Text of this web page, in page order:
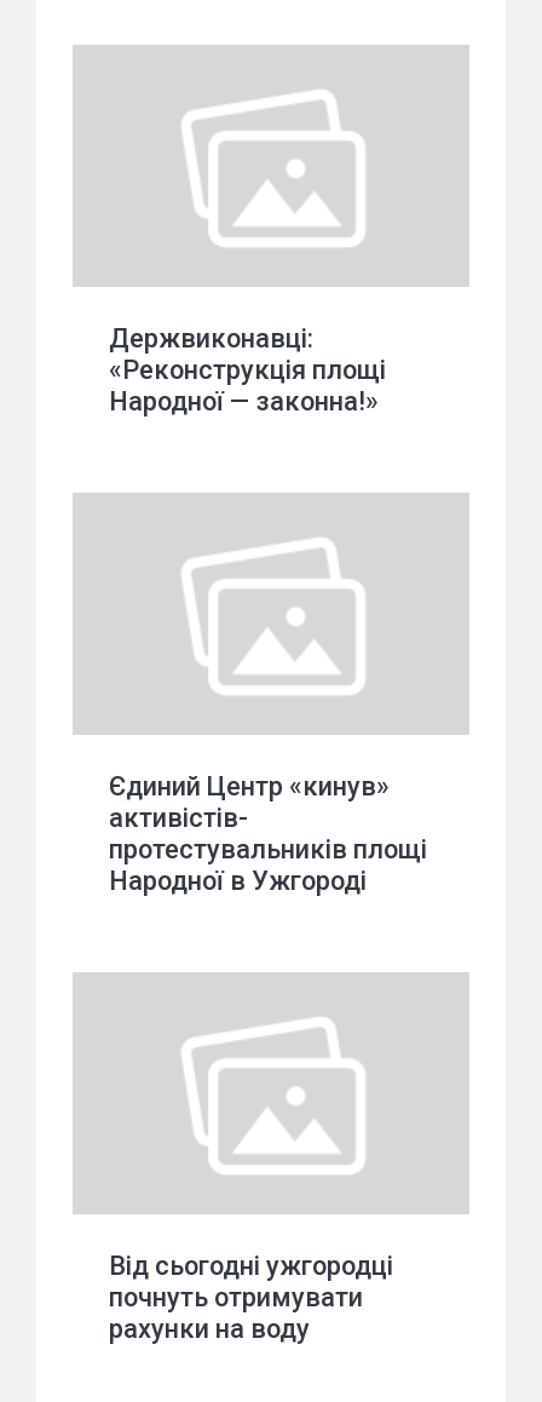
Держвиконавці:
«Реконструкція площі
Народної — законна!»
Єдиний Центр «кинув»
активістів-
протестувальників площі
Народної в Ужгороді
Від сьогодні ужгородці
почнуть отримувати
рахунки на воду